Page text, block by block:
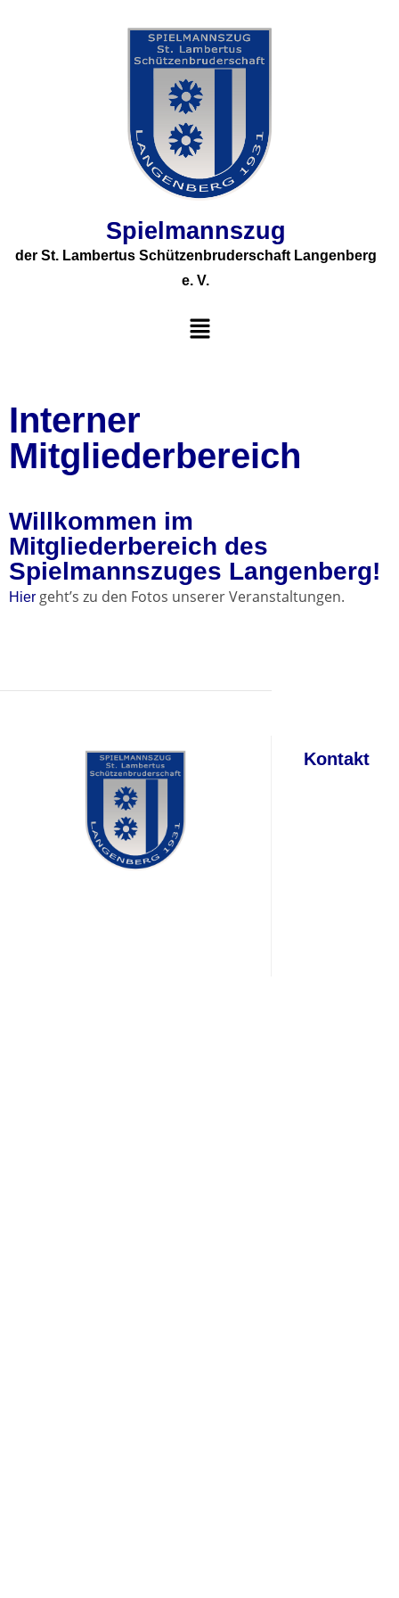
Spielmannszug
der St. Lambertus Schützenbruderschaft Langenberg
e. V.
Interner
Mitgliederbereich
Willkommen im
Mitgliederbereich des
Spielmannszuges Langenberg!
Hier geht’s zu den Fotos unserer Veranstaltungen.
Kontakt